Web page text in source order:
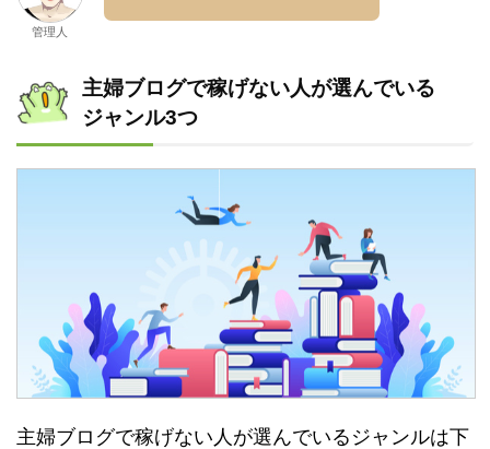
管理人
主婦ブログで稼げない人が選んでいる
ジャンル3つ
主婦ブログで稼げない人が選んでいるジャンルは下